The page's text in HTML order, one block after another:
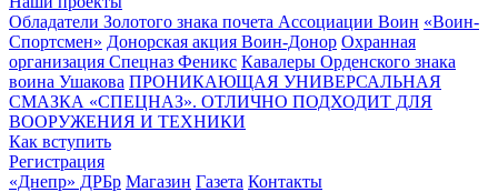
Обладатели Золотого знака почета Ассоциации Воин «Воин-
Спортсмен» Донорская акция Воин-Донор Охранная
организация Спецназ Феникс Кавалеры Орденского знака
воина Ушакова ПРОНИКАЮЩАЯ УНИВЕРСАЛЬНАЯ
СМАЗКА «СПЕЦНАЗ». ОТЛИЧНО ПОДХОДИТ ДЛЯ
ВООРУЖЕНИЯ И ТЕХНИКИ
Как вступить
Регистрация
«Днепр» ДРБр Магазин Газета Контакты